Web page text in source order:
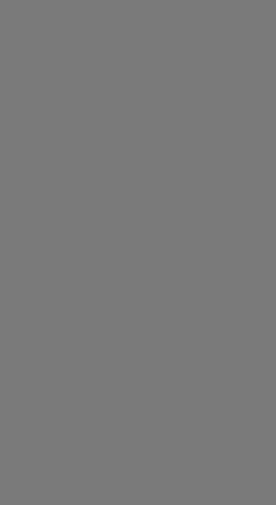
podania danych
mógł przeglądać
decyzji
pliki cookies.
maksymalnej
(w tym Kupujących)
reklamowych i
Facebook). Korzystanie
że będą one
nie wyraża zgody na